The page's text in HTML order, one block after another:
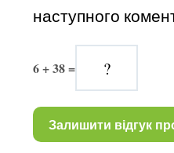
наступного
6 + 38 =